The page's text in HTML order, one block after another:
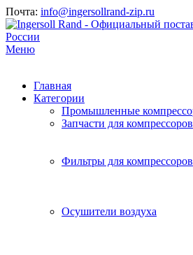
Почта: info@ingersollrand-zip.ru
Меню
Главная
Категории
Промышленные
Запчасти для компрессоров
Фильтры для компрессоров
Осушители воздуха